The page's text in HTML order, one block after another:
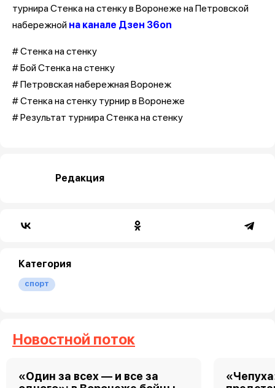
турнира Стенка на стенку в Воронеже на Петровской
набережной на канале Дзен 36on
# Стенка на стенку
# Бой Стенка на стенку
# Петровская набережная Воронеж
# Стенка на стенку турнир в Воронеже
# Результат турнира Стенка на стенку
Редакция
Категория
спорт
Новостной поток
«Один за всех — и все за